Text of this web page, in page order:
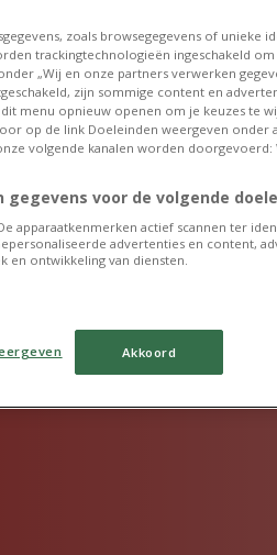
Publicité
zoals browsegegevens of unieke
trackingtechnologieën ingeschakeld
„Wij en onze partners verwerken
zijn sommige content en
menu opnieuw openen om je keuzes te
op de link Doeleinden weergeven onder
volgende kanalen worden doorgevoerd:
voor de volgende
apparaatkenmerken actief scannen ter
advertenties en content,
ontwikkeling van diensten.
Akkoord